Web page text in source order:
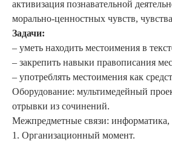
активизация познавательной
морально-ценностных чувств,
Задачи:
– уметь находить местоимения в
– закрепить навыки правописания
– употреблять местоимения как
Оборудование: мультимедейный
отрывки из сочинений.
Межпредметные связи: информатика,
1. Организационный момент.